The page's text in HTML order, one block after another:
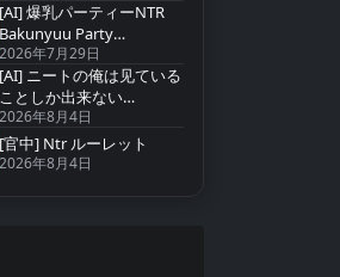
[AI] 爆乳パーティーNTR
Bakunyuu Party
NTR(Ver1.1.2)
2026年7月29日
[AI] ニートの俺は见ている
ことしか出来ない
(Ver2026.07.15
2026年8月4日
[官中] Ntr ルーレット
2026年8月4日